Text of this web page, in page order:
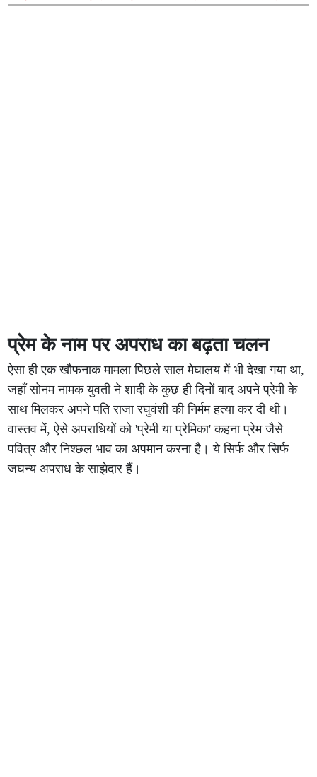
सूर्यवंशी का रिकॉर्ड तोड़ अर्धशतक, जिम्बाब्वे को 7 विकेट से रौंदा
प्रेम के नाम पर अपराध का बढ़ता चलन
ऐसा ही एक खौफनाक मामला पिछले साल मेघालय में भी देखा गया था,
जहाँ सोनम नामक युवती ने शादी के कुछ ही दिनों बाद अपने प्रेमी के
साथ मिलकर अपने पति राजा रघुवंशी की निर्मम हत्या कर दी थी।
वास्तव में, ऐसे अपराधियों को 'प्रेमी या प्रेमिका' कहना प्रेम जैसे
पवित्र और निश्छल भाव का अपमान करना है। ये सिर्फ और सिर्फ
जघन्य अपराध के साझेदार हैं।